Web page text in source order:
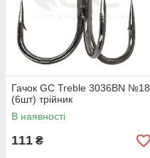
Гачок GC Treble 3036BN №18
(6шт) трійник
В наявності
111 ₴